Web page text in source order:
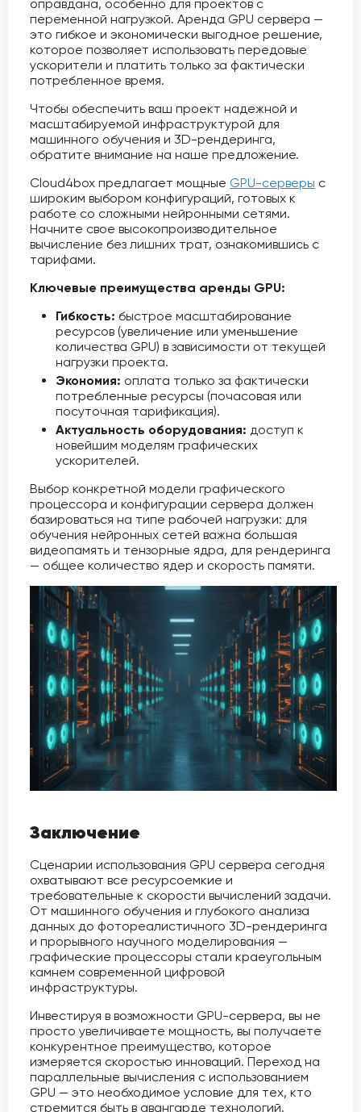
оправдана, особенно для проектов с
переменной нагрузкой. Аренда GPU сервера —
это гибкое и экономически выгодное решение,
которое позволяет использовать передовые
ускорители и платить только за фактически
потребленное время.
Чтобы обеспечить ваш проект надежной и
масштабируемой инфраструктурой для
машинного обучения и 3D-рендеринга,
обратите внимание на наше предложение.
Cloud4box предлагает мощные GPU-серверы с
широким выбором конфигураций, готовых к
работе со сложными нейронными сетями.
Начните свое высокопроизводительное
вычисление без лишних трат, ознакомившись с
тарифами.
Ключевые преимущества аренды GPU:
Гибкость: быстрое масштабирование
ресурсов (увеличение или уменьшение
количества GPU) в зависимости от текущей
нагрузки проекта.
Экономия: оплата только за фактически
потребленные ресурсы (почасовая или
посуточная тарификация).
Актуальность оборудования: доступ к
новейшим моделям графических
ускорителей.
Выбор конкретной модели графического
процессора и конфигурации сервера должен
базироваться на типе рабочей нагрузки: для
обучения нейронных сетей важна большая
видеопамять и тензорные ядра, для рендеринга
— общее количество ядер и скорость памяти.
Заключение
Сценарии использования GPU сервера сегодня
охватывают все ресурсоемкие и
требовательные к скорости вычислений задачи.
От машинного обучения и глубокого анализа
данных до фотореалистичного 3D-рендеринга
и прорывного научного моделирования —
графические процессоры стали краеугольным
камнем современной цифровой
инфраструктуры.
Инвестируя в возможности GPU-сервера, вы не
просто увеличиваете мощность, вы получаете
конкурентное преимущество, которое
измеряется скоростью инноваций. Переход на
параллельные вычисления с использованием
GPU — это необходимое условие для тех, кто
стремится быть в авангарде технологий.